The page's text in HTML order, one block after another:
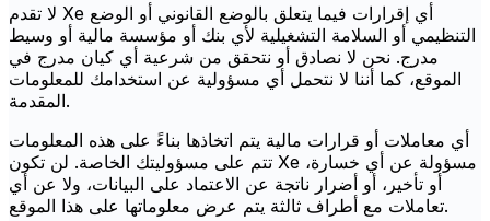
لا تقدم Xe أي إقرارات فيما يتعلق بالوضع القانوني أو الوضع
التنظيمي أو السلامة التشغيلية لأي بنك أو مؤسسة مالية أو وسيط
مدرج. نحن لا نصادق أو نتحقق من شرعية أي كيان مدرج في
الموقع، كما أننا لا نتحمل أي مسؤولية عن استخدامك للمعلومات
المقدمة.
أي معاملات أو قرارات مالية يتم اتخاذها بناءً على هذه المعلومات
تتم على مسؤوليتك الخاصة. لن تكون Xe مسؤولة عن أي خسارة،
أو تأخير، أو أضرار ناتجة عن الاعتماد على البيانات، ولا عن أي
تعاملات مع أطراف ثالثة يتم عرض معلوماتها على هذا الموقع.